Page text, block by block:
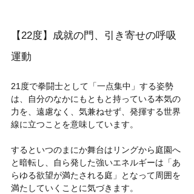
【22度】成就の門、引き寄せの呼吸
運動
21度で拳闘士として「一点集中」する姿勢
は、自分のなかにもともと持っている本気の
力を、遠慮なく、気兼ねせず、発揮する世界
線に立つことを意味しています。
するといつのまにか舞台はリングから庭園へ
と暗転し、自ら発した強いエネルギーは「あ
らゆる欲望が満たされる庭」となって周囲を
満たしていくことに気づきます。